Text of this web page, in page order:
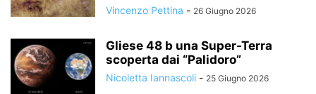
Vincenzo Pettina - 26 Giugno 2026
Gliese 48 b una Super-Terra
scoperta dai “Palidoro”
Nicoletta Iannascoli - 25 Giugno 2026